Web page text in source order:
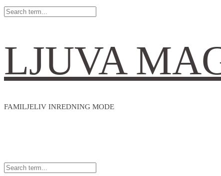
LJUVA
FAMILJELIV INREDNING MODE